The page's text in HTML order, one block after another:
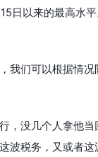
日以来的最高水
我们可以根据情况
，没几个人拿他
波税务，又或者